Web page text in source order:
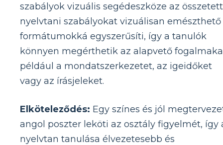
szabályok vizuális segédeszköze az összetett
nyelvtani szabályokat vizuálisan emészthető
formátumokká egyszerűsíti, így a tanulók
könnyen megérthetik az alapvető
például a mondatszerkezetet, az igeidőket
vagy az írásjeleket.
Elköteleződés: Egy színes és jól
angol poszter leköti az osztály figyelmét, így
nyelvtan tanulása élvezetesebb és